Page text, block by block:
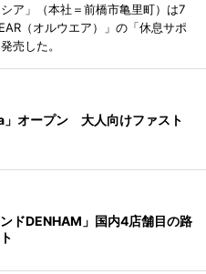
ア」（本社＝前橋市亀里町）は7
（オルウエア）」の「休息サポ
売した。
」オープン 大人向けファスト
ドDENHAM」国内4店舗目の路